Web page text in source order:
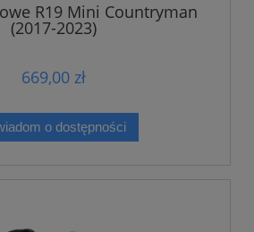
R19 Mini Countryman
(2017-2023)
669,00 zł
o dostępności